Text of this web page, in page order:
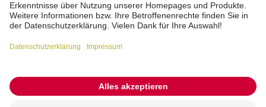
Barrierefreiheitserklärung
Vertrag widerrufen